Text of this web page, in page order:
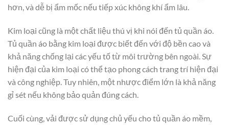
hơn, và dễ bị ẩm mốc nếu tiếp xúc không khí ẩm lâu.
Kim loại cũng là một chất liệu thú vị khi nói đến tủ quần áo.
Tủ quần áo bằng kim loại được biết đến với độ bền cao và
khả năng chống lại các yếu tố từ môi trường bên ngoài. Sự
hiện đại của kim loại có thể tạo phong cách trang trí hiện đại
và công nghiệp. Tuy nhiên, một nhược điểm lớn là khả năng
gỉ sét nếu không bảo quản đúng cách.
Cuối cùng, vải được sử dụng chủ yếu cho tủ quần áo mềm,